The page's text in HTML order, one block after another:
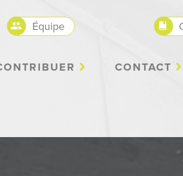
Équipe
CONTACT